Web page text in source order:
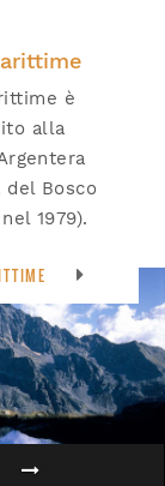
è
alla
Bosco
1979).